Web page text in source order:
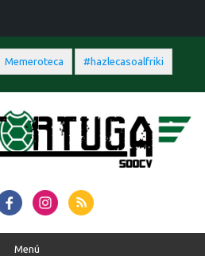
Memeroteca #hazlecasoalfriki
Menú